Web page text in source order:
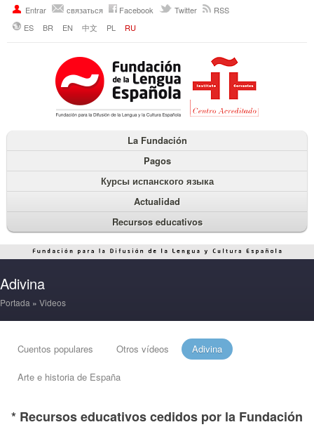
Entrar связаться Facebook Twitter
RSS
ES
BR EN 中文 PL RU
La Fundación
Pagos
Курсы испанского языка
Actualidad
Recursos educativos
Adivina
Portada » Videos
Cuentos populares Otros vídeos Adivina
Arte e historia de España
* Recursos educativos cedidos por la Fundación